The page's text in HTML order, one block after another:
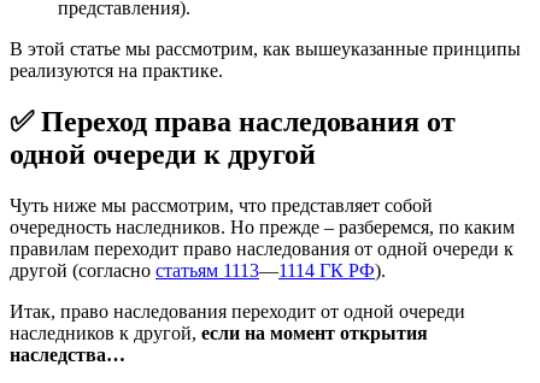
представления).
В этой статье мы рассмотрим, как вышеуказанные принципы
реализуются на практике.
✅ Переход права наследования от
одной очереди к другой
Чуть ниже мы рассмотрим, что представляет собой
очередность наследников. Но прежде – разберемся, по каким
правилам переходит право наследования от одной очереди к
другой (согласно статьям 1113—1114 ГК РФ).
Итак, право наследования переходит от одной очереди
наследников к другой, если на момент открытия
наследства…